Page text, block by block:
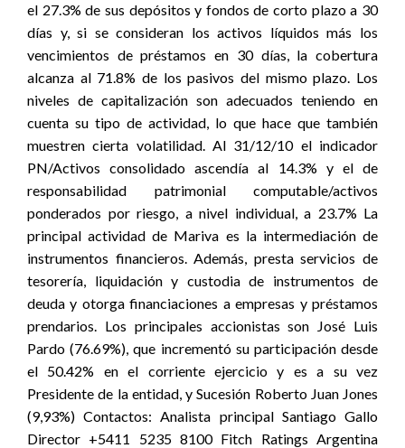
el 27.3% de sus depósitos y fondos de corto plazo a 30
días y, si se consideran los activos líquidos más los
vencimientos de préstamos en 30 días, la cobertura
alcanza al 71.8% de los pasivos del mismo plazo. Los
niveles de capitalización son adecuados teniendo en
cuenta su tipo de actividad, lo que hace que también
muestren cierta volatilidad. Al 31/12/10 el indicador
PN/Activos consolidado ascendía al 14.3% y el de
responsabilidad patrimonial computable/activos
ponderados por riesgo, a nivel individual, a 23.7% La
principal actividad de Mariva es la intermediación de
instrumentos financieros. Además, presta servicios de
tesorería, liquidación y custodia de instrumentos de
deuda y otorga financiaciones a empresas y préstamos
prendarios. Los principales accionistas son José Luis
Pardo (76.69%), que incrementó su participación desde
el 50.42% en el corriente ejercicio y es a su vez
Presidente de la entidad, y Sucesión Roberto Juan Jones
(9,93%) Contactos: Analista principal Santiago Gallo
Director +5411 5235 8100 Fitch Ratings Argentina